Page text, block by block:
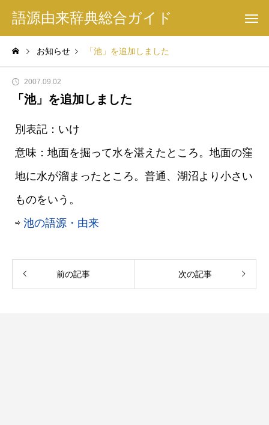
語源由来辞典総合ガイド
お知らせ 「池」を追加しました
2007.09.02
「池」を追加しました
別表記：いけ
意味：地面を掘って水を湛えたところ。地面の窪
地に水が溜まったところ。普通、湖沼より小さい
ものをいう。
⇨ 池の語源・由来
前の記事 次の記事